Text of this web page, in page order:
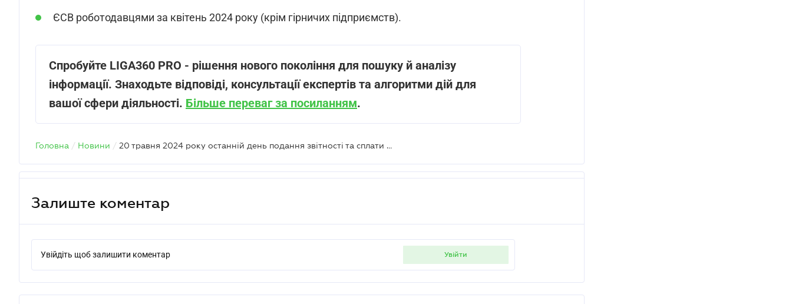
ЄСВ роботодавцями за квітень 2024 року (крім гірничих підприємств).
Спробуйте LIGA360 PRO - рішення нового покоління для пошуку й аналізу
інформації. Знаходьте відповіді, консультації експертів та алгоритми дій для
вашої сфери діяльності. Більше переваг за посиланням.
Головна / Новини / 20 травня 2024 року останній день подання звітності та сплати окремих податків та зборів
Залиште коментар
Увійдіть щоб залишити коментар увійти